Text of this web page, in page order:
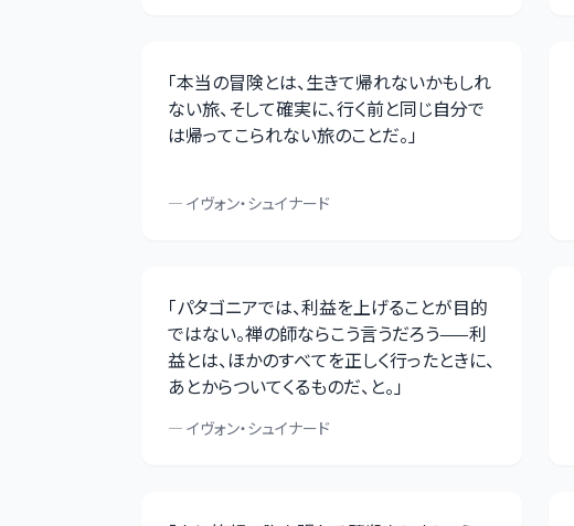
「本当の冒険とは、生きて帰れないかもしれ
ない旅、そして確実に、行く前と同じ自分で
は帰ってこられない旅のことだ。」
— イヴォン・シュイナード
「パタゴニアでは、利益を上げることが目的
ではない。禅の師ならこう言うだろう——利
益とは、ほかのすべてを正しく行ったときに、
あとからついてくるものだ、と。」
— イヴォン・シュイナード